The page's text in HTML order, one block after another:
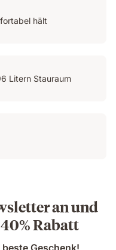
hält
Litern Stauraum
an und
Rabatt